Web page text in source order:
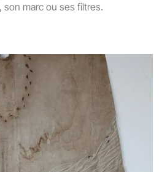
marc ou ses filtres.